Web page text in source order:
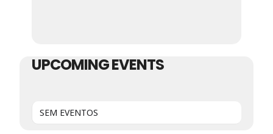
UPCOMING EVENTS
SEM EVENTOS